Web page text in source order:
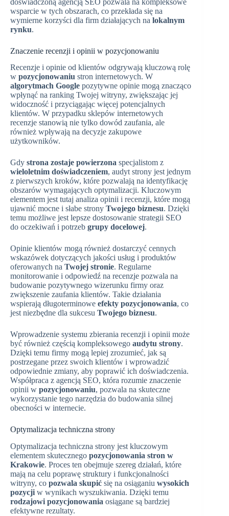
wsparcie w tych obszarach, co przekłada się na
wymierne korzyści dla firm działających na lokalnym
rynku.
Znaczenie recenzji i opinii w pozycjonowaniu
Recenzje i opinie od klientów odgrywają kluczową rolę
w pozycjonowaniu stron internetowych. W
algorytmach Google pozytywne opinie mogą znacząco
wpłynąć na ranking Twojej witryny, zwiększając jej
widoczność i przyciągając więcej potencjalnych
klientów. W przypadku sklepów internetowych
recenzje stanowią nie tylko dowód zaufania, ale
również wpływają na decyzje zakupowe
użytkowników.
Gdy strona zostaje powierzona specjalistom z
wieloletnim doświadczeniem, audyt strony jest jednym
z pierwszych kroków, które pozwalają na identyfikację
obszarów wymagających optymalizacji. Kluczowym
elementem jest tutaj analiza opinii i recenzji, które mogą
ujawnić mocne i słabe strony Twojego biznesu. Dzięki
temu możliwe jest lepsze dostosowanie strategii SEO
do oczekiwań i potrzeb grupy docelowej.
Opinie klientów mogą również dostarczyć cennych
wskazówek dotyczących jakości usług i produktów
oferowanych na Twojej stronie. Regularne
monitorowanie i odpowiedź na recenzje pozwala na
budowanie pozytywnego wizerunku firmy oraz
zwiększenie zaufania klientów. Takie działania
wspierają długoterminowe efekty pozycjonowania, co
jest niezbędne dla sukcesu Twojego biznesu.
Wprowadzenie systemu zbierania recenzji i opinii może
być również częścią kompleksowego audytu strony.
Dzięki temu firmy mogą lepiej zrozumieć, jak są
postrzegane przez swoich klientów i wprowadzić
odpowiednie zmiany, aby poprawić ich doświadczenia.
Współpraca z agencją SEO, która rozumie znaczenie
opinii w pozycjonowaniu, pozwala na skuteczne
wykorzystanie tego narzędzia do budowania silnej
obecności w internecie.
Optymalizacja techniczna strony
Optymalizacja techniczna strony jest kluczowym
elementem skutecznego pozycjonowania stron w
Krakowie. Proces ten obejmuje szereg działań, które
mają na celu poprawę struktury i funkcjonalności
witryny, co pozwala skupić się na osiąganiu wysokich
pozycji w wynikach wyszukiwania. Dzięki temu
rodzajowi pozycjonowania osiągane są bardziej
efektywne rezultaty.